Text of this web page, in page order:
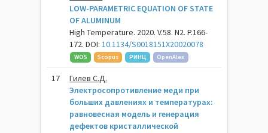
LOW-PARAMETRIC EQUATION OF STATE
OF ALUMINUM
High Temperature. 2020. V.58. N2. P.166-
172. DOI:10.1134/S0018151X20020078
WOS Scopus РИНЦ OpenAlex
17
Гилев С.Д.
Электросопротивление меди при
больших давлениях и температурах:
равновесная модель и генерация
дефектов кристаллической